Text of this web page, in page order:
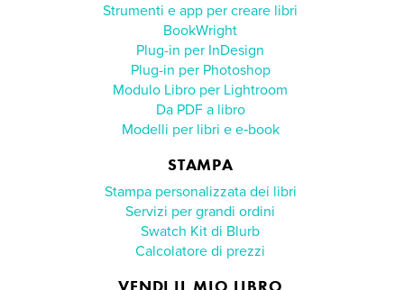
Strumenti e app per creare libri
BookWright
Plug-in per InDesign
Plug-in per Photoshop
Modulo Libro per Lightroom
Da PDF a libro
Modelli per libri e e‑book
STAMPA
Stampa personalizzata dei libri
Servizi per grandi ordini
Swatch Kit di Blurb
Calcolatore di prezzi